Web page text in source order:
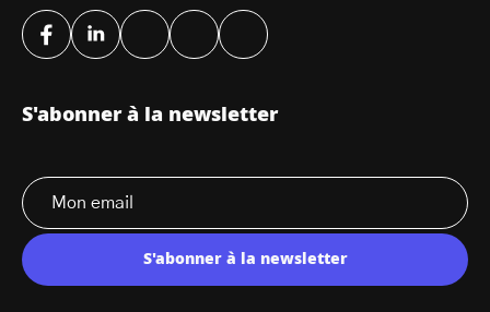
S'abonner à la newsletter
S'abonner à la newsletter